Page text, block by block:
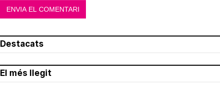
Destacats
El més llegit